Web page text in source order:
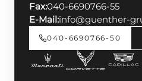
Fax:040-6690766-55
E-Mail:info@guenther-
040-6690766-50